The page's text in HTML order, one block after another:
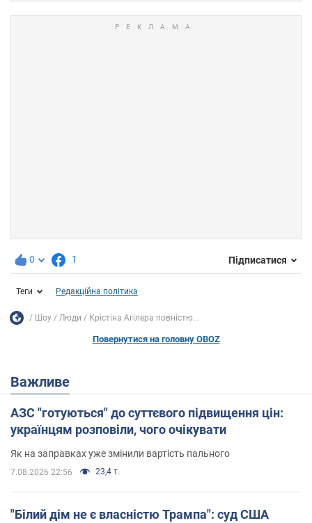
0 1 Підписатися
Теги Редакційна політика
Шоу Люди Крістіна Агілера повністю...
Повернутися на головну OBOZ
Важливе
АЗС "готуються" до суттєвого підвищення цін:
українцям розповіли, чого очікувати
Як на заправках уже змінили вартість пального
7.08.2026 22:56 23,4 т.
"Білий дім не є власністю Трампа": суд США